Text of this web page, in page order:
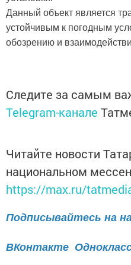
Данный объект является
устойчивым к погодным
обозрению и
Следите за самым
Telegram-канале
Читайте новости
национальном
https://max.ru/
Подписывайтесь на
ВКонтакте